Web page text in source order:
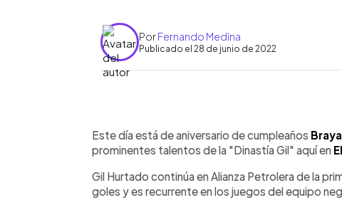
PorFernando Medina
Publicado el 28 de junio de 2022
Escuchar artículo
Este día está de aniversario de cumpleaños
prominentes talentos de la "Dinastía Gil" aquí en
Gil Hurtado continúa en Alianza Petrolera de la
goles y es recurrente en los juegos del equipo